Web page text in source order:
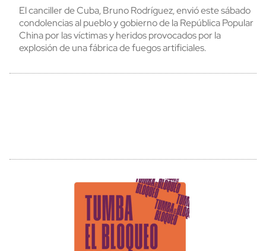
El canciller de Cuba, Bruno Rodríguez, envió este sábado
condolencias al pueblo y gobierno de la República Popular
China por las víctimas y heridos provocados por la
explosión de una fábrica de fuegos artificiales.